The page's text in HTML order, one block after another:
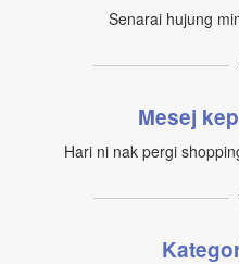
Senarai hujung
Mesej
Hari ni nak pergi